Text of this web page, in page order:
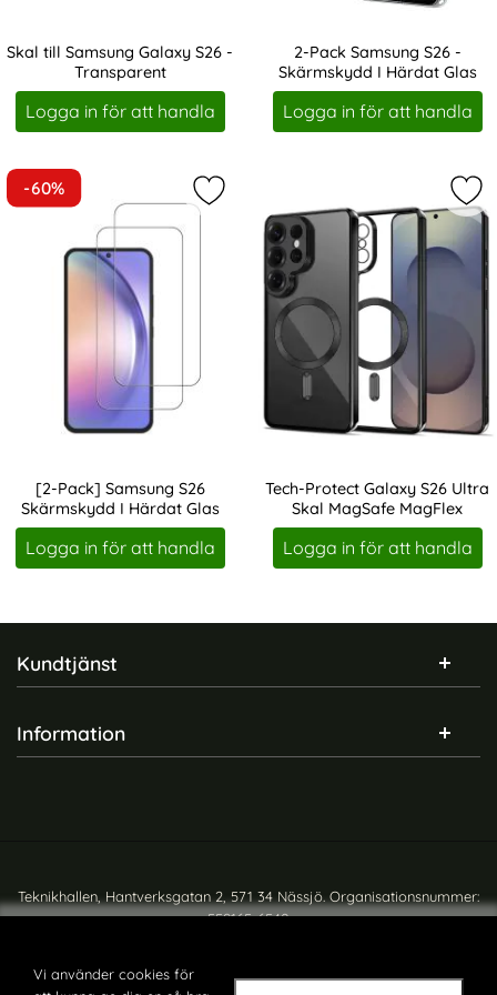
Vi använder cookies för
Skal till Samsung Galaxy S26 -
Transparent
Art. nr 247143
Logga in för att handla
2-Pack Samsung S26 -
Skärmskydd I Härdat Glas
Art. nr 247119
Logga in för att handla
-60%
[2-Pack] Samsung S26
Skärmskydd I Härdat Glas
Art. nr 247121
Logga in för att handla
Markera [2-Pack] Samsung S26
Tech-Protect Galaxy S26 Ultra
Skal MagSafe MagFlex
Art. nr 246814
Logga in för att handla
Sidfot Blandad info och länkar
Kundtjänst
Information
Teknikhallen, Hantverksgatan 2, 571 34 Nässjö. Organisationsnummer:
559165-6540